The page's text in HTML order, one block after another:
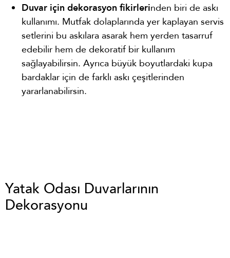
Duvar için dekorasyon fikirlerinden biri de askı
kullanımı. Mutfak dolaplarında yer kaplayan servis
setlerini bu askılara asarak hem yerden tasarruf
edebilir hem de dekoratif bir kullanım
sağlayabilirsin. Ayrıca büyük boyutlardaki kupa
bardaklar için de farklı askı çeşitlerinden
yararlanabilirsin.
Yatak Odası Duvarlarının
Dekorasyonu